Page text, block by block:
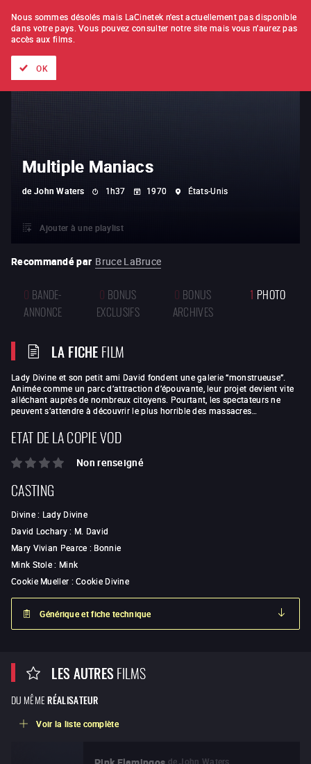
À L'UNITÉ ABONNEMENT
Multiple Maniacs
de John Waters 1h37 1970 États-Unis
Ajouter à une playlist
Recommandé par Bruce LaBruce
0 BANDE-
ANNONCE
0 BONUS
EXCLUSIFS
0 BONUS
ARCHIVES
1 PHOTO
LA FICHEFILM
Lady Divine et son petit ami David fondent une galerie “monstrueuse”.
Animée comme un parc d’attraction d’épouvante, leur projet devient vite
alléchant auprès de nombreux citoyens. Pourtant, les spectateurs ne
peuvent s’attendre à découvrir le plus horrible des massacres…
ETAT DE LA COPIE VOD
Non renseigné
CASTING
Divine: Lady Divine
David Lochary: M. David
Mary Vivian Pearce : Bonnie
Mink Stole: Mink
Cookie Mueller :Cookie Divine
Générique et fiche technique
LES AUTRESFILMS
DU MÊME RÉALISATEUR
Voir la liste complète
de John Waters
Nous sommes désolés mais LaCinetek n'est actuellement pas disponible
dans votre pays. Vous pouvez consulter notre site mais vous n'aurez pas
accès aux films.
OK